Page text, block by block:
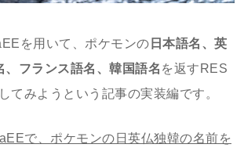
を用いて、ポケモンの 日本語名、英
、フランス語名、韓国語名 を返すRES
てみようという記事の実装編です。
で、ポケモンの日英仏独韓の名前を